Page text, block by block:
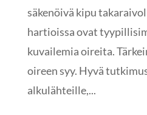
säkenöivä kipu
hartioissa ovat
kuvailemia oireita.
oireen syy. Hyvä
alkulähteille,...